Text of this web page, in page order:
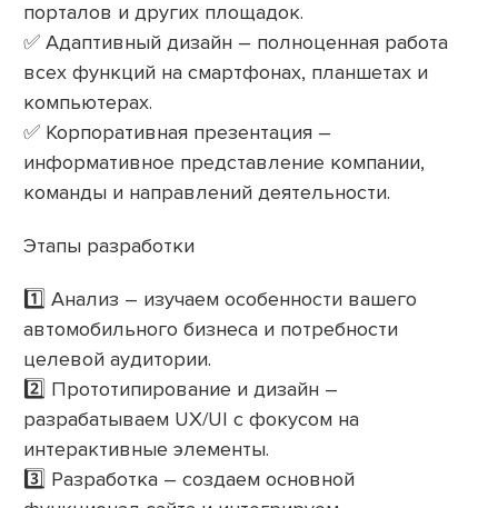
порталов и других площадок.
✅ Адаптивный дизайн – полноценная работа
всех функций на смартфонах, планшетах и
компьютерах.
✅ Корпоративная презентация –
информативное представление компании,
команды и направлений деятельности.
Этапы разработки
1️⃣ Анализ – изучаем особенности вашего
автомобильного бизнеса и потребности
целевой аудитории.
2️⃣ Прототипирование и дизайн –
разрабатываем UX/UI с фокусом на
интерактивные элементы.
3️⃣ Разработка – создаем основной